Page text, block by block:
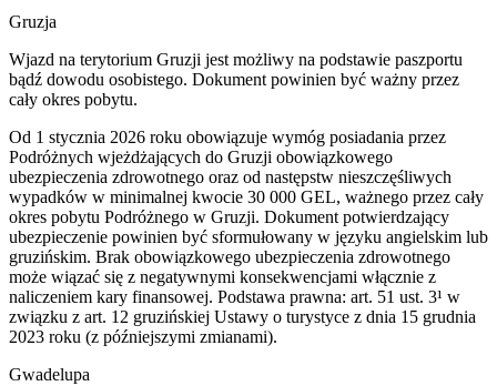
Gruzja
Wjazd na terytorium Gruzji jest możliwy na podstawie paszportu
bądź dowodu osobistego. Dokument powinien być ważny przez
cały okres pobytu.
Od 1 stycznia 2026 roku obowiązuje wymóg posiadania przez
Podróżnych wjeżdżających do Gruzji obowiązkowego
ubezpieczenia zdrowotnego oraz od następstw nieszczęśliwych
wypadków w minimalnej kwocie 30 000 GEL, ważnego przez cały
okres pobytu Podróżnego w Gruzji. Dokument potwierdzający
ubezpieczenie powinien być sformułowany w języku angielskim lub
gruzińskim. Brak obowiązkowego ubezpieczenia zdrowotnego
może wiązać się z negatywnymi konsekwencjami włącznie z
naliczeniem kary finansowej. Podstawa prawna: art. 51 ust. 3¹ w
związku z art. 12 gruzińskiej Ustawy o turystyce z dnia 15 grudnia
2023 roku (z późniejszymi zmianami).
Gwadelupa